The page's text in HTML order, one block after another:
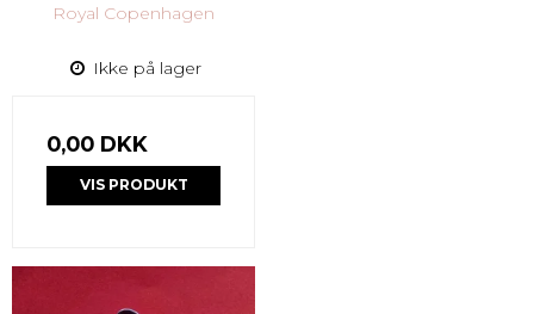
Royal Copenhagen
Ikke på lager
0,00 DKK
VIS PRODUKT